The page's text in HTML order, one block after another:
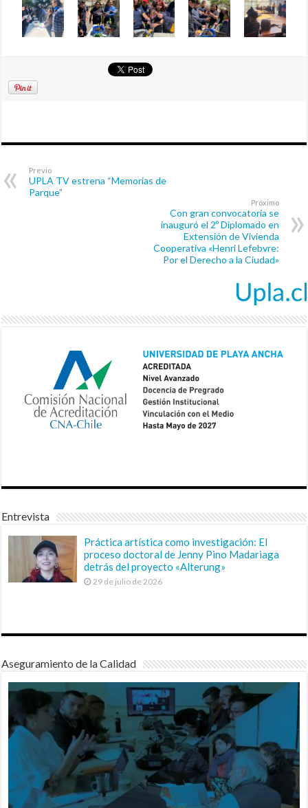
Previo
UPLA TV estrena “Memorias de
Parque”
Próximo
Con gran convocatoria se
inauguró el 2º Diplomado en
Extensión de Vivienda
Cooperativa «Henri Lefebvre:
Por el Derecho a la Ciudad»
Entrevista
Práctica artística como investigación: El
proceso doctoral de Jenny Pino Madariaga
detrás del proyecto «Alterung»
29 de julio de 2026
Aseguramiento de la Calidad